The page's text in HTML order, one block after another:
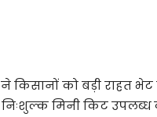
को बड़ी राहत
मिनी किट उपलब्ध